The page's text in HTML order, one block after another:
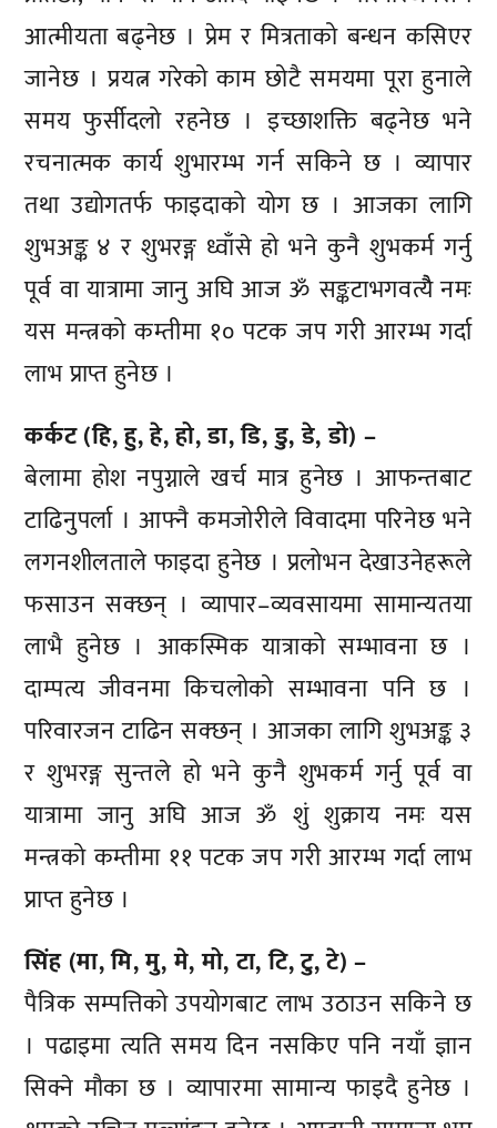
आत्मीयता बढ्नेछ । प्रेम र मित्रताको बन्धन कसिएर
जानेछ । प्रयत्न गरेको काम छोटै समयमा पूरा हुनाले
समय फुर्सीदलो रहनेछ । इच्छाशक्ति बढ्नेछ भने
रचनात्मक कार्य शुभारम्भ गर्न सकिने छ । व्यापार
तथा उद्योगतर्फ फाइदाको योग छ । आजका लागि
शुभअङ्क ४ र शुभरङ्ग ध्वाँसे हो भने कुनै शुभकर्म गर्नु
पूर्व वा यात्रामा जानु अघि आज ॐ सङ्कटाभगवत्यैै नमः
यस मन्त्रको कम्तीमा १० पटक जप गरी आरम्भ गर्दा
लाभ प्राप्त हुनेछ ।
कर्कट (हि, हु, हे, हो, डा, डि, डु, डे, डो) –
बेलामा होश नपुग्नाले खर्च मात्र हुनेछ । आफन्तबाट
टाढिनुपर्ला । आफ्नै कमजोरीले विवादमा परिनेछ भने
लगनशीलताले फाइदा हुनेछ । प्रलोभन देखाउनेहरूले
फसाउन सक्छन् । व्यापार–व्यवसायमा सामान्यतया
लाभै हुनेछ । आकस्मिक यात्राको सम्भावना छ ।
दाम्पत्य जीवनमा किचलोको सम्भावना पनि छ ।
परिवारजन टाढिन सक्छन् । आजका लागि शुभअङ्क ३
र शुभरङ्ग सुन्तले हो भने कुनै शुभकर्म गर्नु पूर्व वा
यात्रामा जानु अघि आज ॐ शुं शुक्राय नमः यस
मन्त्रको कम्तीमा ११ पटक जप गरी आरम्भ गर्दा लाभ
प्राप्त हुनेछ ।
सिंह (मा, मि, मु, मे, मो, टा, टि, टु, टे) –
पैत्रिक सम्पत्तिको उपयोगबाट लाभ उठाउन सकिने छ
। पढाइमा त्यति समय दिन नसकिए पनि नयाँ ज्ञान
सिक्ने मौका छ । व्यापारमा सामान्य फाइदै हुनेछ ।